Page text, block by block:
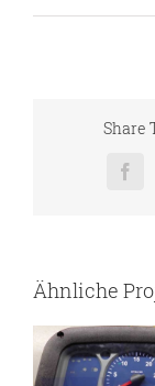
Share
Ähnliche